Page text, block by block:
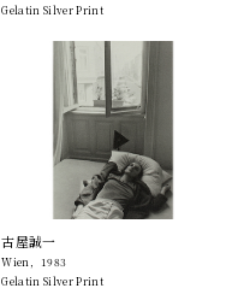
Gelatin Silver Print
古屋誠一
Wien，1983
Gelatin Silver Print